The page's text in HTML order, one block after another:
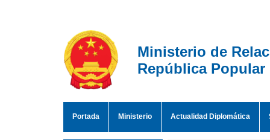
Ministerio de
República Popular
Portada Ministerio Actualidad Diplomática